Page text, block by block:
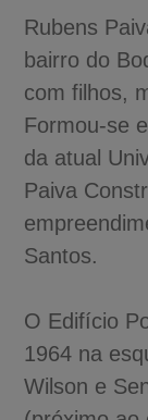
Rubens
bairro do
com filhos,
Formou-se
da atual
Paiva
Santos.
O Edifício
1964 na
Wilson e